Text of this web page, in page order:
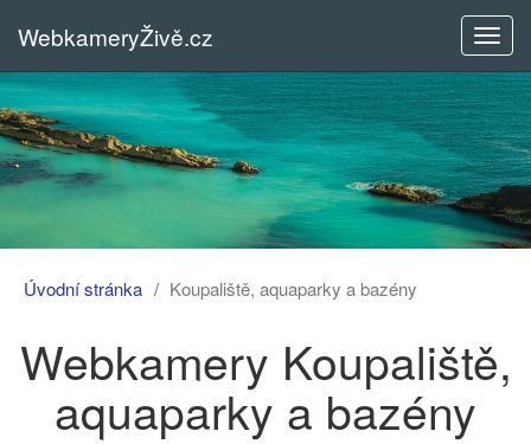
menu
WebkameryŽivě.cz
Úvodní stránka Koupaliště, aquaparky a bazény
Webkamery Koupaliště,
aquaparky a bazény